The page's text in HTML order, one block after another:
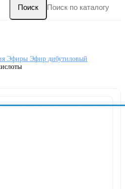
Поиск
Эфиры Эфир дибутиловый